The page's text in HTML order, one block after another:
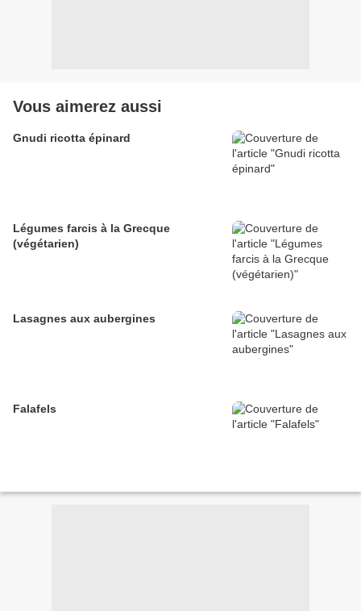
Vous aimerez aussi
Gnudi ricotta épinard
Légumes farcis à la Grecque
(végétarien)
Lasagnes aux aubergines
Falafels